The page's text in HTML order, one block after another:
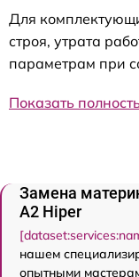
Для
строя, утрата
параметрам при
Показать
Замена
A2 Hiper
нашем
опытными